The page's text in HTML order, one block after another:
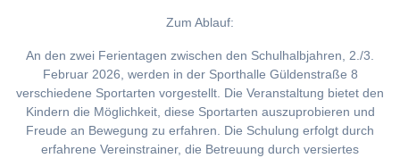
Zum Ablauf:
An den zwei Ferientagen zwischen den Schulhalbjahren, 2./3.
Februar 2026, werden in der Sporthalle Güldenstraße 8
verschiedene Sportarten vorgestellt. Die Veranstaltung bietet den
Kindern die Möglichkeit, diese Sportarten auszuprobieren und
Freude an Bewegung zu erfahren. Die Schulung erfolgt durch
erfahrene Vereinstrainer, die Betreuung durch versiertes